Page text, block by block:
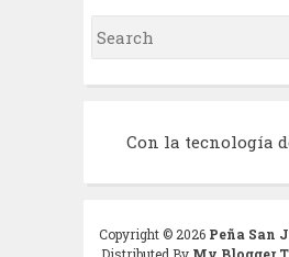
S
e
Con la tecnología
Copyright © 2026 Peña San